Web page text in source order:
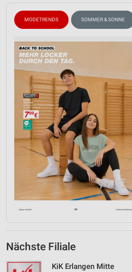
MODETRENDS SOMMER & SONNE
Nächste Filiale
KiK Erlangen Mitte